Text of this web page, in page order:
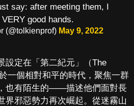
say: after meeting them, I
good hands.
(@tolkienprof) May 9, 2022
設定在「第二紀元」（The
一個相對和平的時代，聚焦一群
也有陌生的——描述他們面對長
界邪惡勢力再次崛起。從迷霧山